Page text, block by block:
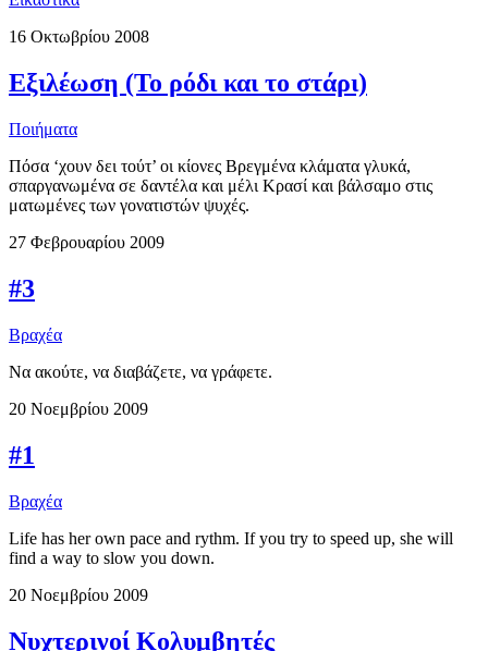
16 Οκτωβρίου 2008
Εξιλέωση (Το ρόδι και το στάρι)
Ποιήματα
Πόσα ‘χουν δει τούτ’ οι κίονες Βρεγμένα κλάματα γλυκά,
σπαργανωμένα σε δαντέλα και μέλι Κρασί και βάλσαμο στις
ματωμένες των γονατιστών ψυχές.
27 Φεβρουαρίου 2009
#3
Βραχέα
Να ακούτε, να διαβάζετε, να γράφετε.
20 Νοεμβρίου 2009
#1
Βραχέα
Life has her own pace and rythm. If you try to speed up, she will
find a way to slow you down.
20 Νοεμβρίου 2009
Νυχτερινοί Κολυμβητές